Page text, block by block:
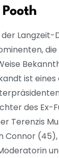
Langzeit-
die
ist eines
des Ex-
Terenzis
Connor